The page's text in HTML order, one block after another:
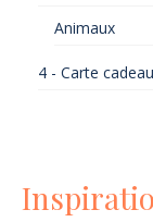
Animaux
4 - Carte cadeau